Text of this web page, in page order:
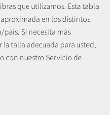
que utilizamos. Esta tabla
en los distintos
Si necesita más
talla adecuada para usted,
con nuestro Servicio de